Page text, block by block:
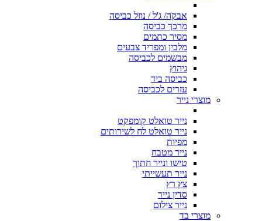
אבקה/ ג'ל / נוזל כביסה
מרכך כביסה
מסיר כתמים
מלבין ומפריד צבעים
מבשמים לכביסה
גיהוץ
כביסה ביד
עזרים לכביסה
מוצרי נייר
נייר טואלט קומפקט
נייר טואלט לח לשירותים
מפיות
נייר מטבח
טישו ונייר חתוך
נייר תעשייתי
צץ רץ
סדין נייר
נייר צילום
מוצרי בד